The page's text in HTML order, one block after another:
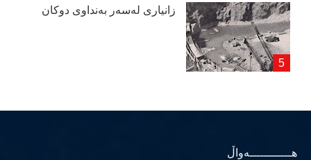
زانیاری لەسەر بەنداوی دوكان
هــــــــــــەواڵ